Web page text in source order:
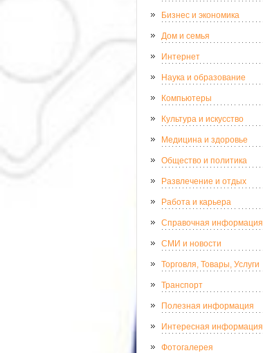
Бизнес и экономика
Дом и семья
Интернет
Наука и образование
Компьютеры
Культура и искусство
Медицина и здоровье
Общество и политика
Развлечение и отдых
Работа и карьера
Справочная информация
СМИ и новости
Торговля, Товары, Услуги
Транспорт
Полезная информация
Интересная информация
Фотогалерея